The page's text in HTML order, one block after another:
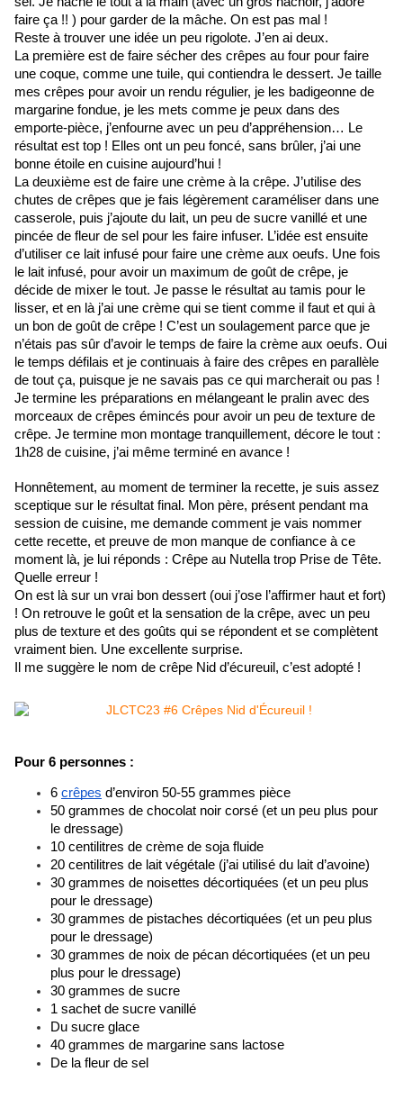
faire ça !! ) pour garder de la mâche. On est pas mal !
Reste à trouver une idée un peu rigolote. J’en ai deux.
La première est de faire sécher des crêpes au four pour faire
une coque, comme une tuile, qui contiendra le dessert. Je taille
mes crêpes pour avoir un rendu régulier, je les badigeonne de
margarine fondue, je les mets comme je peux dans des
emporte-pièce, j’enfourne avec un peu d’appréhension… Le
résultat est top ! Elles ont un peu foncé, sans brûler, j’ai une
bonne étoile en cuisine aujourd’hui !
La deuxième est de faire une crème à la crêpe. J’utilise des
chutes de crêpes que je fais légèrement caraméliser dans une
casserole, puis j’ajoute du lait, un peu de sucre vanillé et une
pincée de fleur de sel pour les faire infuser. L’idée est ensuite
d’utiliser ce lait infusé pour faire une crème aux oeufs. Une fois
le lait infusé, pour avoir un maximum de goût de crêpe, je
décide de mixer le tout. Je passe le résultat au tamis pour le
lisser, et en là j’ai une crème qui se tient comme il faut et qui à
un bon de goût de crêpe ! C’est un soulagement parce que je
n’étais pas sûr d’avoir le temps de faire la crème aux oeufs. Oui
le temps défilais et je continuais à faire des crêpes en parallèle
de tout ça, puisque je ne savais pas ce qui marcherait ou pas !
Je termine les préparations en mélangeant le pralin avec des
morceaux de crêpes émincés pour avoir un peu de texture de
crêpe. Je termine mon montage tranquillement, décore le tout :
1h28 de cuisine, j’ai même terminé en avance !
Honnêtement, au moment de terminer la recette, je suis assez
sceptique sur le résultat final. Mon père, présent pendant ma
session de cuisine, me demande comment je vais nommer
cette recette, et preuve de mon manque de confiance à ce
moment là, je lui réponds : Crêpe au Nutella trop Prise de Tête.
Quelle erreur !
On est là sur un vrai bon dessert (oui j’ose l’affirmer haut et fort)
! On retrouve le goût et la sensation de la crêpe, avec un peu
plus de texture et des goûts qui se répondent et se complètent
vraiment bien. Une excellente surprise.
Il me suggère le nom de crêpe Nid d’écureuil, c’est adopté !
Pour 6 personnes :
6 crêpes d’environ 50-55 grammes pièce
50 grammes de chocolat noir corsé (et un peu plus pour
le dressage)
10 centilitres de crème de soja fluide
20 centilitres de lait végétale (j’ai utilisé du lait d’avoine)
30 grammes de noisettes décortiquées (et un peu plus
pour le dressage)
30 grammes de pistaches décortiquées (et un peu plus
pour le dressage)
30 grammes de noix de pécan décortiquées (et un peu
plus pour le dressage)
30 grammes de sucre
1 sachet de sucre vanillé
Du sucre glace
40 grammes de margarine sans lactose
De la fleur de sel